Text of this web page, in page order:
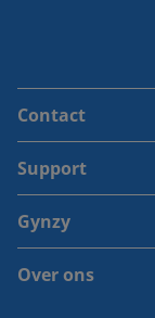
Contact
Support
Gynzy
Over ons